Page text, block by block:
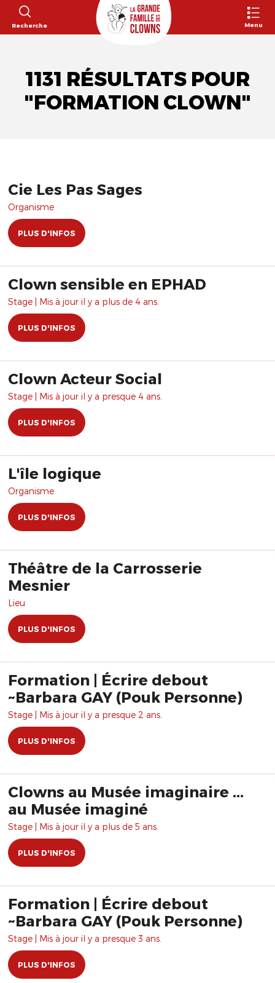
Recherche Menu
1131 RÉSULTATS POUR
"FORMATION CLOWN"
Cie Les Pas Sages
Organisme
PLUS D'INFOS
Clown sensible en EPHAD
Stage | Mis à jour il y a plus de 4 ans.
PLUS D'INFOS
Clown Acteur Social
Stage | Mis à jour il y a presque 4 ans.
PLUS D'INFOS
L'île logique
Organisme
PLUS D'INFOS
Théâtre de la Carrosserie
Mesnier
Lieu
PLUS D'INFOS
Formation | Écrire debout
~Barbara GAY (Pouk Personne)
Stage | Mis à jour il y a presque 2 ans.
PLUS D'INFOS
Clowns au Musée imaginaire ...
au Musée imaginé
Stage | Mis à jour il y a plus de 5 ans.
PLUS D'INFOS
Formation | Écrire debout
~Barbara GAY (Pouk Personne)
Stage | Mis à jour il y a presque 3 ans.
PLUS D'INFOS